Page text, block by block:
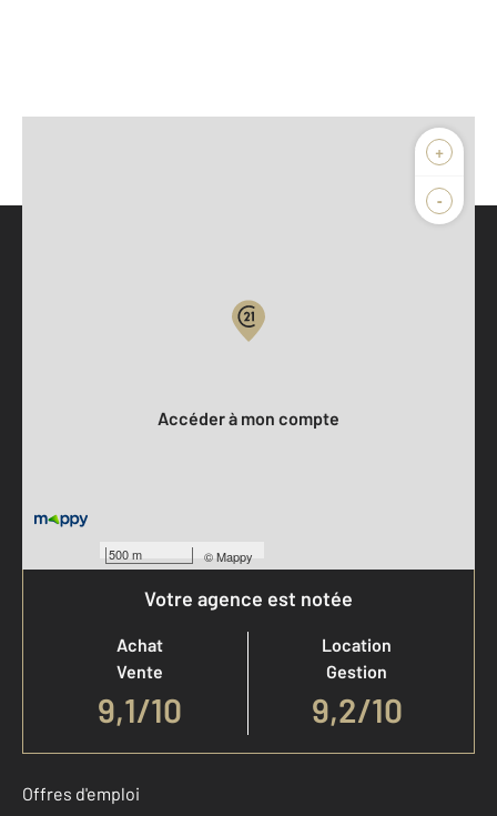
+
-
500 m ©Mappy
Accéder à mon compte
Votre agence est notée
Achat
Vente
9,1/10
Location
Gestion
9,2/10
Offres d'emploi